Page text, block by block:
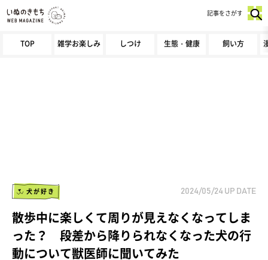
TOP 雑学お楽しみ しつけ 生態・健康 飼い方
記事をさがす
犬が好き 2024/05/24 UP DATE
散歩中に楽しくて周りが見えなくなってしま
った？ 段差から降りられなくなった犬の行
動について獣医師に聞いてみた